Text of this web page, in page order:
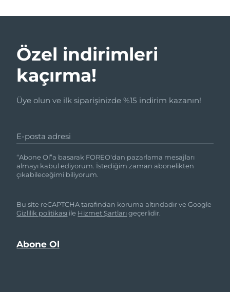
Özel indirimleri
kaçırma!
Üye olun ve ilk siparişinizde %15 indirim kazanın!
E-posta adresi
“Abone Ol”a basarak FOREO'dan pazarlama mesajları
almayı kabul ediyorum. İstediğim zaman abonelikten
çıkabileceğimi biliyorum.
Bu site reCAPTCHA tarafından koruma altındadır ve Google
Gizlilik politikası ile Hizmet Şartlarıgeçerlidir.